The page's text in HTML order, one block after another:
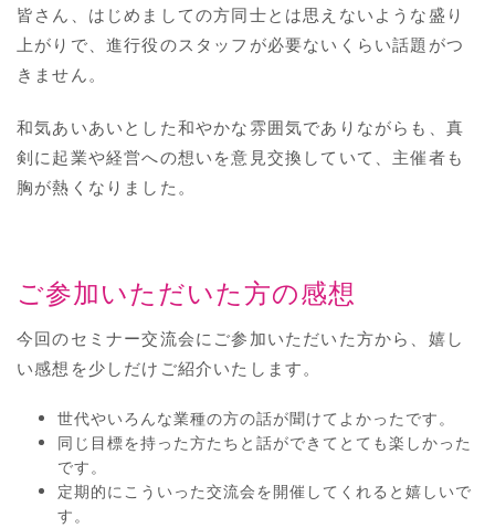
皆さん、はじめましての方同士とは思えないような盛り
上がりで、進行役のスタッフが必要ないくらい話題がつ
きません。
和気あいあいとした和やかな雰囲気でありながらも、真
剣に起業や経営への想いを意見交換していて、主催者も
胸が熱くなりました。
ご参加いただいた方の感想
今回のセミナー交流会にご参加いただいた方から、嬉し
い感想を少しだけご紹介いたします。
世代やいろんな業種の方の話が聞けてよかったです。
同じ目標を持った方たちと話ができてとても楽しかった
です。
定期的にこういった交流会を開催してくれると嬉しいで
す。